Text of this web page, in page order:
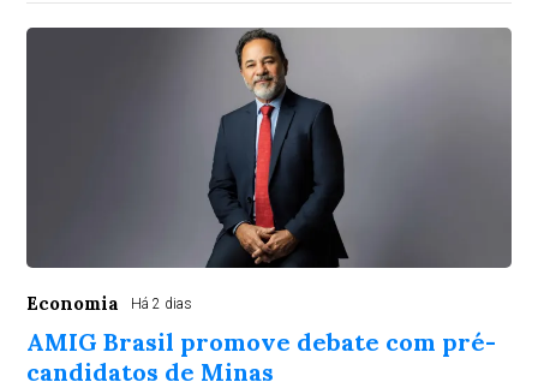
Economia Há 2 dias
AMIG Brasil promove debate com pré-
candidatos de Minas